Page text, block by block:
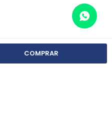
COMPRAR